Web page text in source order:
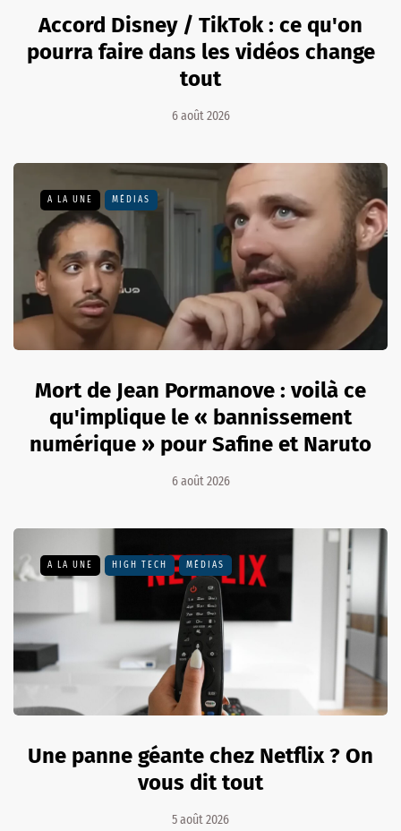
Accord Disney / TikTok : ce qu'on
pourra faire dans les vidéos change
tout
6 août 2026
A LA UNE MÉDIAS
Mort de Jean Pormanove : voilà ce
qu'implique le « bannissement
numérique » pour Safine et Naruto
6 août 2026
A LA UNE HIGH TECH MÉDIAS
Une panne géante chez Netflix ? On
vous dit tout
5 août 2026